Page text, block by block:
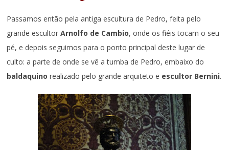
Passamos então pela antiga escultura de Pedro, feita pelo
grande escultorArnolfo de Cambio, onde os fiéis tocam o seu
pé, e depois seguimos para o ponto principal deste lugar de
culto: a parte de onde se vê a tumba de Pedro, embaixo do
baldaquinorealizado pelo grande arquiteto e escultor Bernini.